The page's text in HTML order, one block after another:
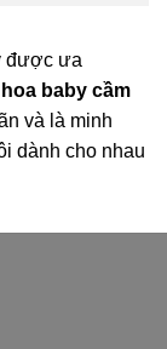
được ưa
hoa baby cầm
và là minh
dành cho nhau